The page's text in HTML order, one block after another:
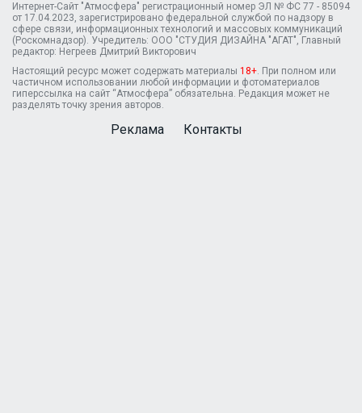
Интернет-Сайт "Атмосфера" регистрационный номер ЭЛ № ФС 77 - 85094
от 17.04.2023, зарегистрировано федеральной службой по надзору в
сфере связи, информационных технологий и массовых коммуникаций
(Роскомнадзор). Учредитель: ООО "СТУДИЯ ДИЗАЙНА "АГАТ", Главный
редактор: Негреев Дмитрий Викторович
Настоящий ресурс может содержать материалы 18+ . При полном или
частичном использовании любой информации и фотоматериалов
гиперссылка на сайт “Атмосфера” обязательна. Редакция может не
разделять точку зрения авторов.
Реклама Контакты